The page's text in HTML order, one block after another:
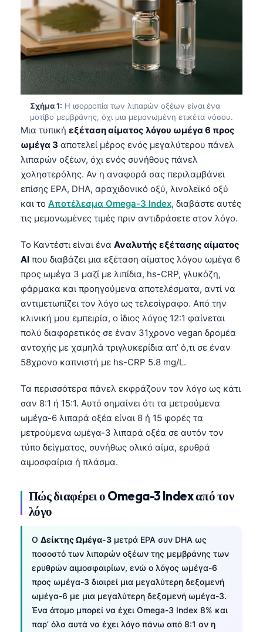
Σχήμα 1: Η ισορροπία των λιπαρών οξέων είναι ένα
μοτίβο μεμβράνης, όχι μια μεμονωμένη ετικέτα νόσου.
Μια τυπική εξέταση αίματος λόγου ωμέγα 6 προς
ωμέγα 3 αποτελεί μέρος ενός μεγαλύτερου πάνελ
λιπαρών οξέων, όχι ενός συνήθους πάνελ
χοληστερόλης. Αν η αναφορά σας περιλαμβάνει
επίσης EPA, DHA, αραχιδονικό οξύ, λινολεϊκό οξύ
και το Αποτέλεσμα Omega-3 Index, διαβάστε αυτές
τις μεμονωμένες τιμές πριν αντιδράσετε στον λόγο.
Το Καντέστι είναι ένα Αναλυτής εξέτασης αίματος
AI που διαβάζει μια εξέταση αίματος λόγου ωμέγα 6
προς ωμέγα 3 μαζί με λιπίδια, hs-CRP, γλυκόζη,
φάρμακα και προηγούμενα αποτελέσματα, αντί να
αντιμετωπίζει τον λόγο ως τελεσίγραφο. Από την
κλινική μου εμπειρία, ο ίδιος λόγος 12:1 φαίνεται
πολύ διαφορετικός σε έναν 31χρονο vegan δρομέα
αντοχής με χαμηλά τριγλυκερίδια απ’ ό,τι σε έναν
58χρονο καπνιστή με hs-CRP 5.8 mg/L.
Τα περισσότερα πάνελ εκφράζουν τον λόγο ως κάτι
σαν 8:1 ή 15:1. Αυτό σημαίνει ότι τα μετρούμενα
ωμέγα-6 λιπαρά οξέα είναι 8 ή 15 φορές τα
μετρούμενα ωμέγα-3 λιπαρά οξέα σε αυτόν τον
τύπο δείγματος, συνήθως ολικό αίμα, ερυθρά
αιμοσφαίρια ή πλάσμα.
Πώς διαφέρει ο Omega-3 Index από τον
λόγο
Ο Δείκτης Ωμέγα-3 μετρά EPA συν DHA ως
ποσοστό των λιπαρών οξέων της μεμβράνης των
ερυθρών αιμοσφαιρίων, ενώ ο λόγος ωμέγα-6
προς ωμέγα-3 διαιρεί μια μεγαλύτερη δεξαμενή
ωμέγα-6 με μια μεγαλύτερη δεξαμενή ωμέγα-3.
Ένα άτομο μπορεί να έχει Omega-3 Index 8% και
παρ’ όλα αυτά να έχει λόγο πάνω από 8:1 αν η